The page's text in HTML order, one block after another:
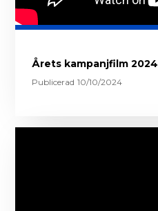
Årets kampanjfilm 2024
Publicerad 10/10/2024